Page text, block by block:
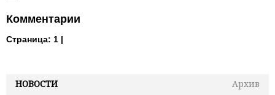
НОВОСТИ
Архив
Комментарии
Страница: 1 |